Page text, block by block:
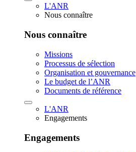
L'ANR
Nous connaître
Nous connaître
Missions
Processus de sélection
Organisation et gouvernance
Le budget de l’ANR
Documents de référence
L'ANR
Engagements
Engagements